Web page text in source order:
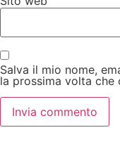
Salva il mio nome,
la prossima volta che